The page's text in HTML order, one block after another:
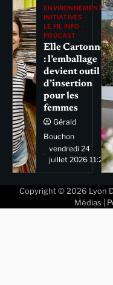
ENVIRONNEMENT
INITIATIVES
LE FIL INFO
PODCAST
Elle Cartonne
: l’emballage
devient outil
d’insertion
pour les
femmes
Gérald
Bouchon
vendredi 24
juillet 2026 11:29
Copyright © 2026 Lyon
Médias |